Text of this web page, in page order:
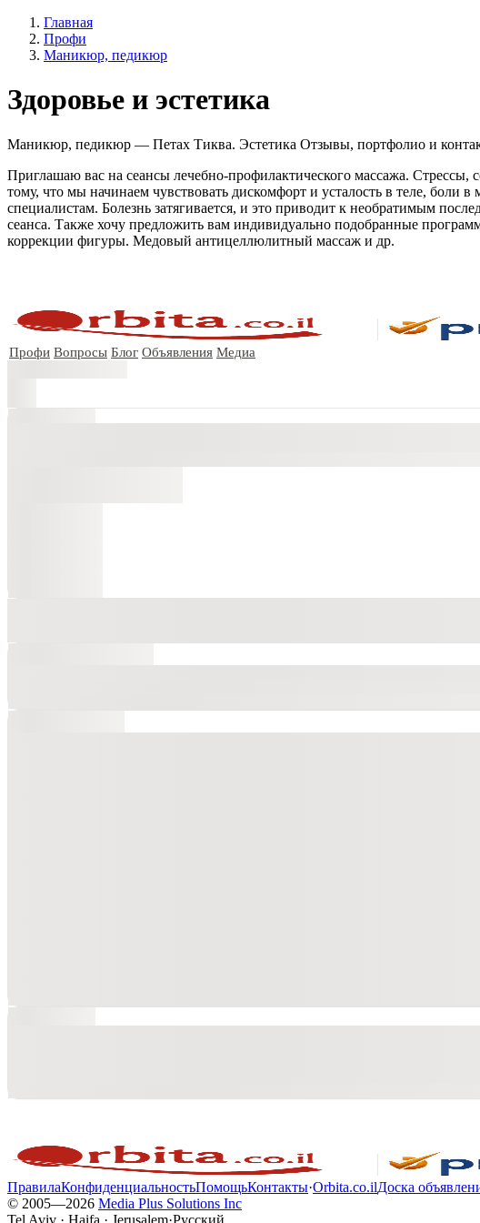
Главная
Профи
Маникюр, педикюр
Здоровье и эстетика
Маникюр, педикюр — Петах Тиква. Эстетика Отзывы, портфолио и
Приглашаю вас на сеансы лечебно-профилактического массажа.
тому, что мы начинаем чувствовать дискомфорт и усталость в теле, боли
специалистам. Болезнь затягивается, и это приводит к необратимым
сеанса. Также хочу предложить вам индивидуально подобранные
коррекции фигуры. Медовый антицеллюлитный массаж и др.
Профи Вопросы Блог Объявления Медиа
ПравилаКонфиденциальностьПомощьКонтакты·Orbita.co.ilДоска
© 2005—2026 Media Plus Solutions Inc
Tel Aviv · Haifa · Jerusalem·Русский